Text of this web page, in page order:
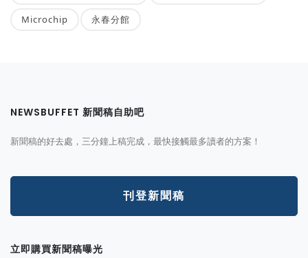
Microchip 永春分館
NEWSBUFFET 新聞稿自助吧
新聞稿的好去處，三分鐘上稿完成，最快接觸最多讀者的方案！
刊登新聞稿
立即購買新聞稿曝光